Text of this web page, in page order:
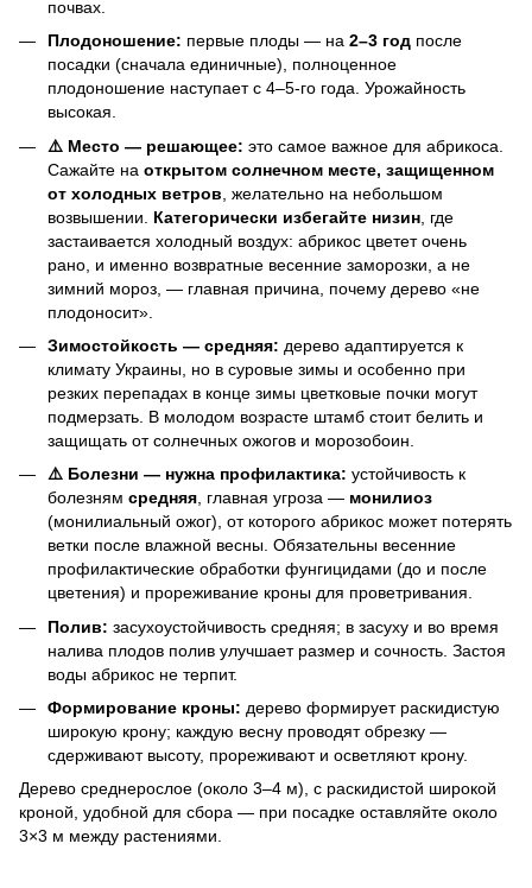
почвах.
Плодоношение: первые плоды — на 2–3 год после
посадки (сначала единичные), полноценное
плодоношение наступает с 4–5-го года. Урожайность
высокая.
⚠️ Место — решающее: это самое важное для абрикоса.
Сажайте на открытом солнечном месте, защищенном
от холодных ветров , желательно на небольшом
возвышении. Категорически избегайте низин , где
застаивается холодный воздух: абрикос цветет очень
рано, и именно возвратные весенние заморозки, а не
зимний мороз, — главная причина, почему дерево «не
плодоносит».
Зимостойкость — средняя: дерево адаптируется к
климату Украины, но в суровые зимы и особенно при
резких перепадах в конце зимы цветковые почки могут
подмерзать. В молодом возрасте штамб стоит белить и
защищать от солнечных ожогов и морозобоин.
⚠️ Болезни — нужна профилактика: устойчивость к
болезням средняя, главная угроза — монилиоз
(монилиальный ожог), от которого абрикос может потерять
ветки после влажной весны. Обязательны весенние
профилактические обработки фунгицидами (до и после
цветения) и прореживание кроны для проветривания.
Полив: засухоустойчивость средняя; в засуху и во время
налива плодов полив улучшает размер и сочность. Застоя
воды абрикос не терпит.
Формирование кроны: дерево формирует раскидистую
широкую крону; каждую весну проводят обрезку —
сдерживают высоту, прореживают и осветляют крону.
Дерево среднерослое (около 3–4 м), с раскидистой широкой
кроной, удобной для сбора — при посадке оставляйте около
3×3 м между растениями.